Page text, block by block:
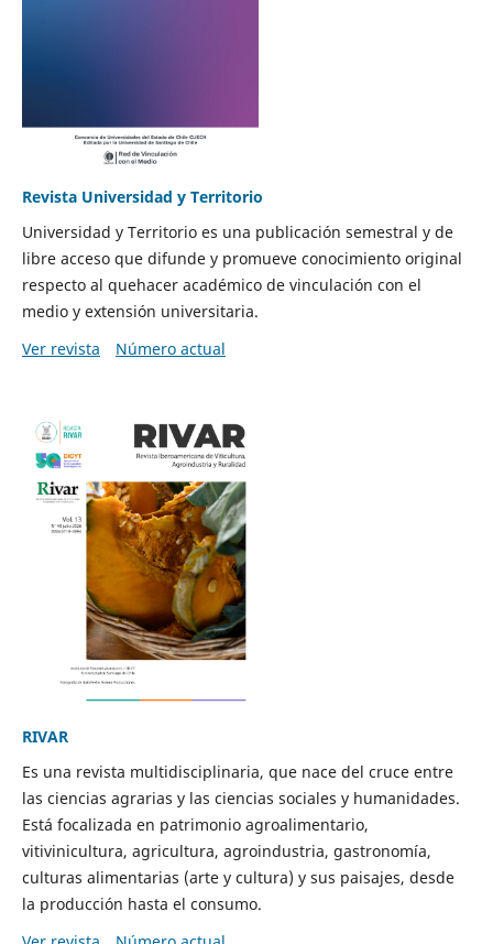
Revista Universidad y Territorio
Universidad y Territorio es una publicación semestral y de
libre acceso que difunde y promueve conocimiento original
respecto al quehacer académico de vinculación con el
medio y extensión universitaria.
Ver revista
Número actual
RIVAR
Es una revista multidisciplinaria, que nace del cruce entre
las ciencias agrarias y las ciencias sociales y humanidades.
Está focalizada en patrimonio agroalimentario,
vitivinicultura, agricultura, agroindustria, gastronomía,
culturas alimentarias (arte y cultura) y sus paisajes, desde
la producción hasta el consumo.